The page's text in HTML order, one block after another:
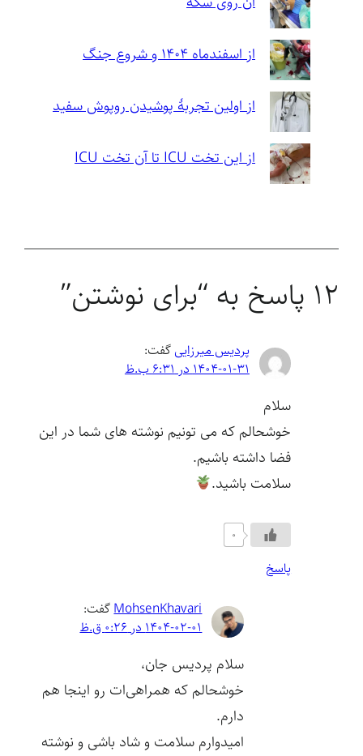
از اسفندماه ۱۴۰۴ و شروع جنگ
از اولین تجربهٔ پوشیدن روپوش سفید
از این تخت ICU تا آن تخت ICU
12 پاسخ به “برای نوشتن”
پردیس میرزایی گفت:
1404-01-31 در 6:31 ب.ظ
سلام
خوشحالم که می تونیم نوشته های شما در این
فضا داشته باشیم.
سلامت باشید.
0
پاسخ
MohsenKhavariگفت:
1404-02-01 در 0:26 ق.ظ
سلام پردیس جان،
خوشحالم که همراهی‌ات رو اینجا هم
دارم.
امیدوارم سلامت و شاد باشی و نوشته